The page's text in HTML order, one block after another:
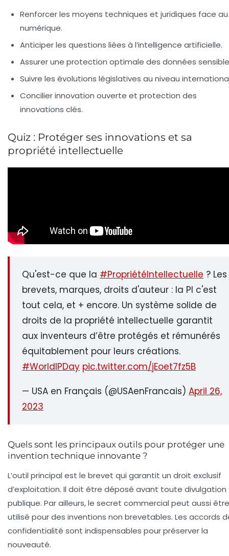
Renforcer les moyens techniques et juridiques face au
numérique.
Anticiper les questions liées à l’intelligence artificielle.
Assurer une protection optimale des données
Suivre les évolutions législatives au niveau
Concilier innovation ouverte et protection des
innovations clés.
Quiz : Protéger ses innovations et sa
propriété intellectuelle
Qu'est-ce que la #PropriétéIntellectuelle ? Les
brevets, marques, droits d'auteur : la PI c'est
tout cela, et + encore. Un système solide de
droits de la propriété intellectuelle garantit
aux inventeurs d’être protégés et rémunérés
équitablement pour leurs créations.
#WorldIPDay pic.twitter.com/jEoet7fz5B
— USA en Français (@USAenFrancais) April 26,
2023
Quels sont les principaux outils pour protéger une
invention technique innovante ?
L’outil principal est le brevet qui garantit un droit exclusif
d’exploitation. Il doit être déposé avant toute divulgation
publique. Par ailleurs, le secret commercial peut aussi être
utilisé pour des inventions non brevetables. Les accords
confidentialité sont indispensables pour préserver la
nouveauté.